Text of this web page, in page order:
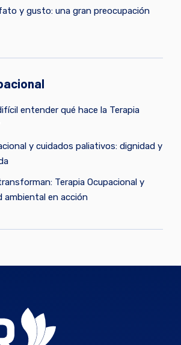
y gusto: una gran preocupación
entender qué hace la Terapia
y cuidados paliativos: dignidad y
Terapia Ocupacional y
ambiental en acción